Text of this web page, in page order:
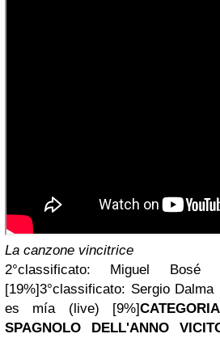
La canzone vincitrice
2°classificato: Miguel Bosé -
[19%]3°classificato: Sergio
es mía (live) [9%]
SPAGNOLO DELL'ANNO